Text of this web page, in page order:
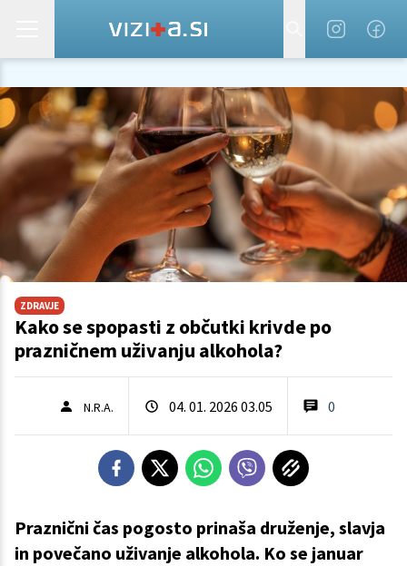
ZDRAVJE
Kako se spopasti z občutki krivde po
prazničnem uživanju alkohola?
N.R.A. 04. 01. 2026 03.05 0
Praznični čas pogosto prinaša druženje, slavja
in povečano uživanje alkohola. Ko se januar